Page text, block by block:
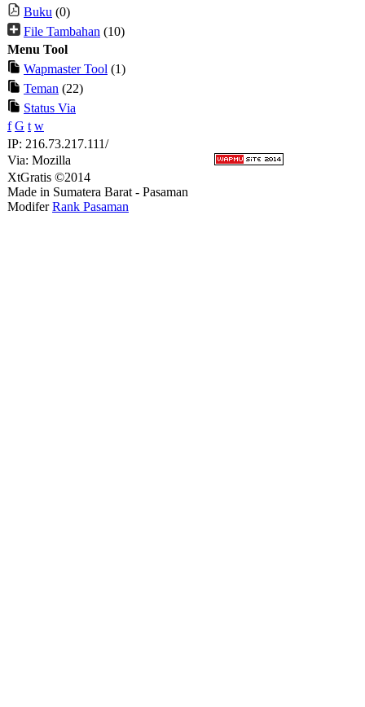
Buku (0)
File Tambahan (10)
Menu Tool
Wapmaster Tool (1)
Teman (22)
Status Via
f G t w
IP: 216.73.217.111/
Via: Mozilla
XtGratis ©2014
Made in Sumatera Barat - Pasaman
ModiferRank Pasaman